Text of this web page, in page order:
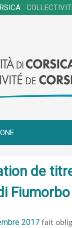
de
2017 fait